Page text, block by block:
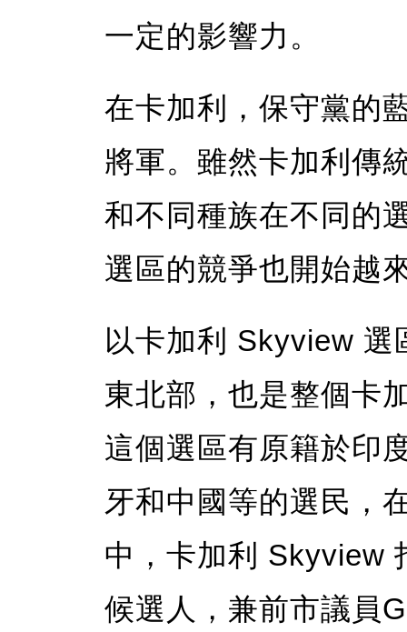
一定的影響力。
在卡加利，保守黨的
將軍。雖然卡加利傳
和不同種族在不同的
選區的競爭也開始越
以卡加利 Skyview 選
東北部，也是整個卡
這個選區有原籍於印
牙和中國等的選民，
中，卡加利 Skyview
候選人，兼前市議員